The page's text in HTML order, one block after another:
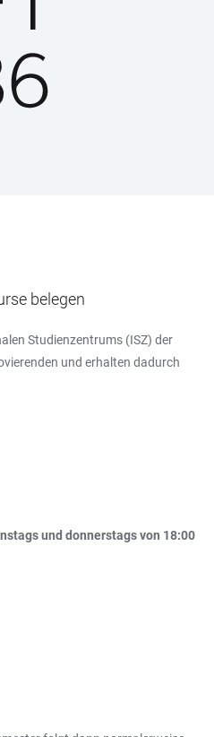
belegen
Studienzentrums (ISZ) der
und erhalten dadurch
und donnerstags von 18:00